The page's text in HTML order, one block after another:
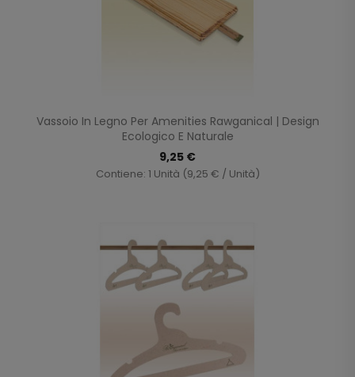
Vassoio In Legno Per Amenities Rawganical | Design
Ecologico E Naturale
9,25 €
Contiene: 1 Unità (9,25 € / Unità)